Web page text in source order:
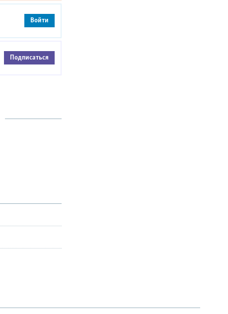
Войти
Подписаться